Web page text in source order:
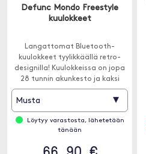
Defunc Mondo Freestyle
kuulokkeet
Langattomat Bluetooth-
kuulokkeet tyylikkäällä retro-
designilla! Kuulokkeissa on jopa
28 tunnin akunkesto ja kaksi
mikrofonia ENC:llä.
Musta ▾
Löytyy varastosta, lähetetään
tänään